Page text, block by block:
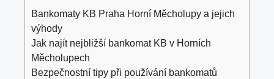
Bankomaty KB Praha Horní Měcholupy a jejich
výhody
Jak najít nejbližší bankomat KB v Horních
Měcholupech
Bezpečnostní tipy při používání bankomatů